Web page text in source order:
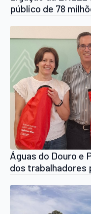
público de 78
Águas do Douro e
dos trabalhadores